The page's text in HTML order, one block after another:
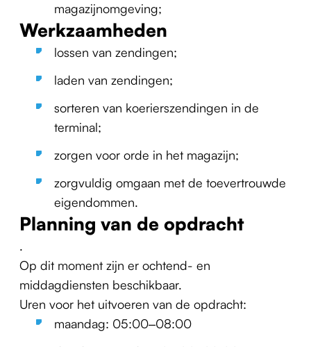
magazijnomgeving;
Werkzaamheden
lossen van zendingen;
laden van zendingen;
sorteren van koerierszendingen in de
terminal;
zorgen voor orde in het magazijn;
zorgvuldig omgaan met de toevertrouwde
eigendommen.
Planning van de opdracht
.
Op dit moment zijn er ochtend- en
middagdiensten beschikbaar.
Uren voor het uitvoeren van de opdracht:
maandag: 05:00–08:00